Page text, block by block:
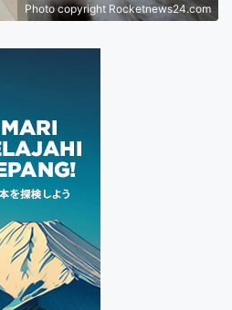
Photo copyright Rocketnews24.com